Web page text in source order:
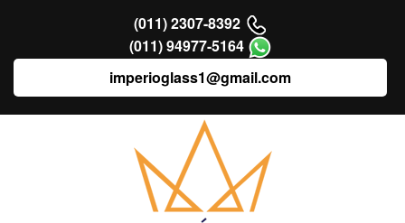
(011) 2307-8392
(011) 94977-5164
imperioglass1@gmail.com